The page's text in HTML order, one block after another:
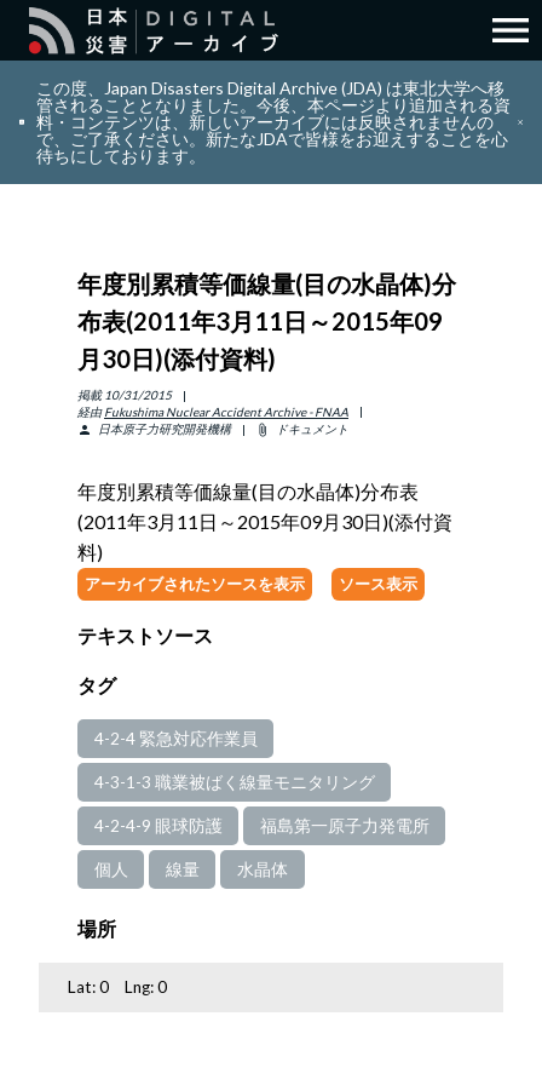
search 検索
layers コレクション
info_outline リソース
アバウト
ENGLISH 日本語
サインイン
menu
この度、Japan Disasters Digital Archive (JDA) は東北大学へ移
管されることとなりました。今後、本ページより追加される資
料・コンテンツは、新しいアーカイブには反映されませんの
で、ご了承ください。新たなJDAで皆様をお迎えすることを心
待ちにしております。
年度別累積等価線量(目の水晶体)分
布表(2011年3月11日～2015年09
月30日)(添付資料)
掲載 10/31/2015
経由 Fukushima Nuclear Accident Archive - FNAA
person
日本原子力研究開発機構 attach_file ドキュメント
年度別累積等価線量(目の水晶体)分布表
(2011年3月11日～2015年09月30日)(添付資
料)
アーカイブされたソースを表示 ソース表示
テキストソース
タグ
4-2-4 緊急対応作業員
4-3-1-3 職業被ばく線量モニタリング
4-2-4-9 眼球防護 福島第一原子力発電所
個人 線量 水晶体
場所
Lat:0 Lng:0